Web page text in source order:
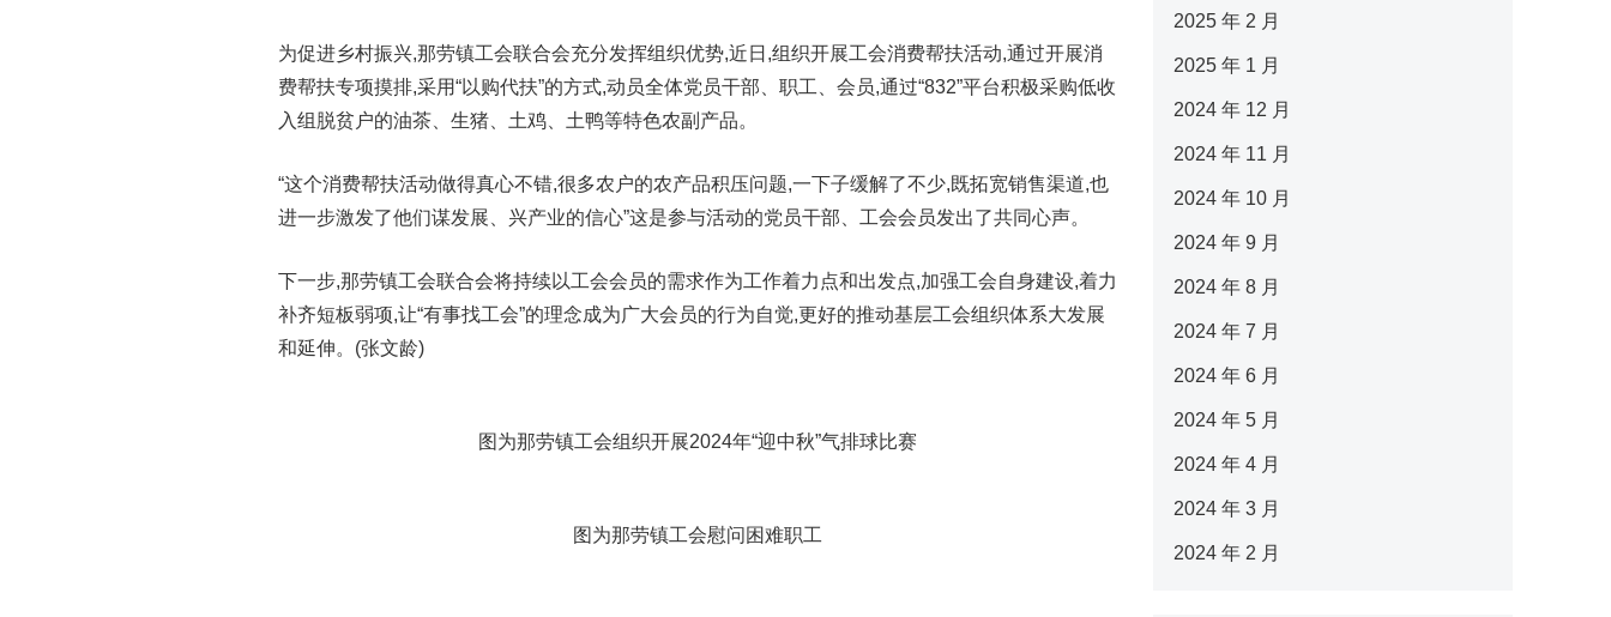
为促进乡村振兴,那劳镇工会联合会充分发挥组织优势,近日,组织开展工会消费帮扶活动,通过开展消
费帮扶专项摸排,采用“以购代扶”的方式,动员全体党员干部、职工、会员,通过“832”平台积极采购低收
入组脱贫户的油茶、生猪、土鸡、土鸭等特色农副产品。
“这个消费帮扶活动做得真心不错,很多农户的农产品积压问题,一下子缓解了不少,既拓宽销售渠道,也
进一步激发了他们谋发展、兴产业的信心”这是参与活动的党员干部、工会会员发出了共同心声。
下一步,那劳镇工会联合会将持续以工会会员的需求作为工作着力点和出发点,加强工会自身建设,着力
补齐短板弱项,让“有事找工会”的理念成为广大会员的行为自觉,更好的推动基层工会组织体系大发展
和延伸。(张文龄)
图为那劳镇工会组织开展2024年“迎中秋”气排球比赛
图为那劳镇工会慰问困难职工
2025 年 2 月
2025 年 1 月
2024 年 12 月
2024 年 11 月
2024 年 10 月
2024 年 9 月
2024 年 8 月
2024 年 7 月
2024 年 6 月
2024 年 5 月
2024 年 4 月
2024 年 3 月
2024 年 2 月